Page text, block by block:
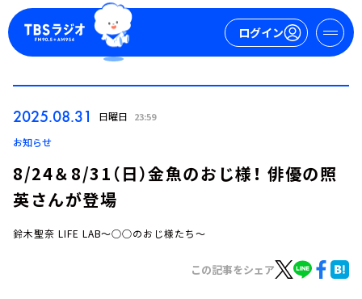
ログイン
2025.08.31 日曜日 23:59
お知らせ
8/24＆8/31（日）金魚のおじ様！ 俳優の照
英さんが登場
鈴木聖奈 LIFE LAB～○○のおじ様たち～
この記事をシェア